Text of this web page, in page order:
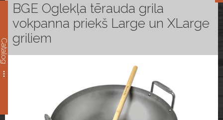
Catalog
BGE Oglekļa tērauda grila
vokpanna priekš Large un XLarge
griliem